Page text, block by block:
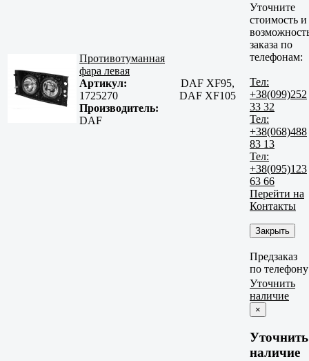
Противотуманная
фара левая
Артикул:
1725270
Производитель:
DAF
DAF XF95,
DAF XF105
Уточните
стоимость и
заказа по
телефонам:
Тел:
+38(099)252
33 32
Тел:
+38(068)488
83 13
Тел:
+38(095)123
63 66
Перейти на
Контакты
Закрыть
Предзаказ
по телефону
Уточнить
наличие
×
Уточнить
наличие